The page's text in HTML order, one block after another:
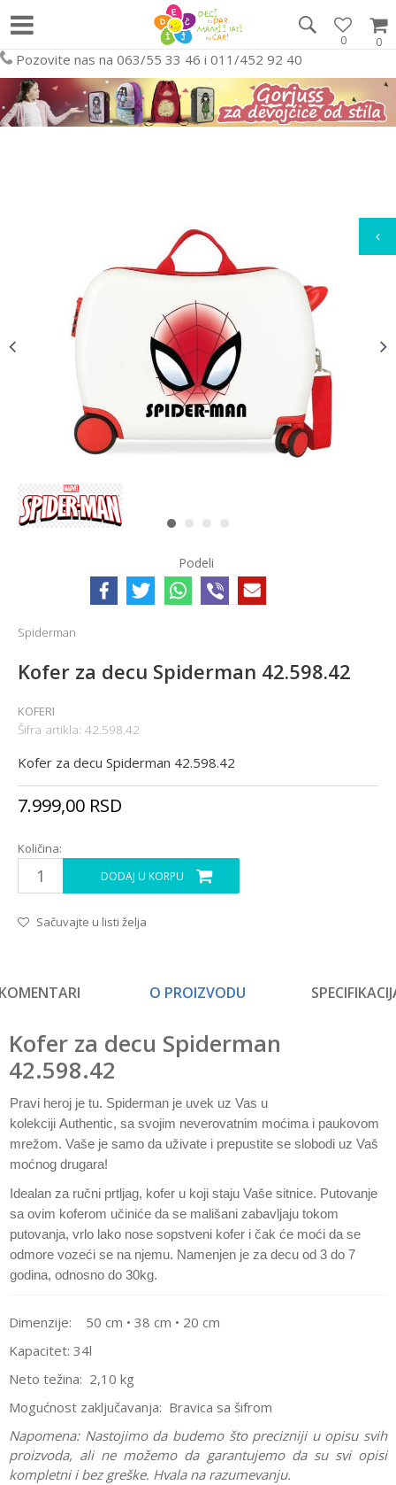
0
0
Pozovite nas na 063/55 33 46 i 011/452 92 40
1 2 3 4
Podeli
Spiderman
Kofer za decu Spiderman 42.598.42
KOFERI
Šifra artikla: 42.598.42
Kofer za decu Spiderman 42.598.42
7.999,00 RSD
Količina:
DODAJ U KORPU
Sačuvajte u listi želja
O PROIZVODU
Kofer za decu Spiderman
42.598.42
Pravi heroj je tu. Spiderman je uvek uz Vas u
kolekciji Authentic, sa svojim neverovatnim moćima i paukovom
mrežom. Vaše je samo da uživate i prepustite se slobodi uz Vaš
moćnog drugara!
Idealan za ručni prtljag, kofer u koji staju Vaše sitnice. Putovanje
sa ovim koferom učiniće da se mališani zabavljaju tokom
putovanja, vrlo lako nose sopstveni kofer i čak će moći da se
odmore vozeći se na njemu. Namenjen je za decu od 3 do 7
godina, odnosno do 30kg.
Dimenzije: 50 cm • 38 cm • 20 cm
Kapacitet: 34l
Neto težina: 2,10 kg
Mogućnost zaključavanja: Bravica sa šifrom
Napomena: Nastojimo da budemo što precizniji u opisu svih
proizvoda, ali ne možemo da garantujemo da su svi opisi
kompletni i bez greške. Hvala na razumevanju.